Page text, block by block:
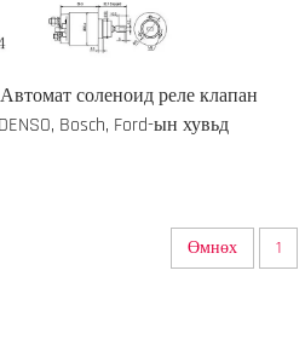
соленоид реле клапан
Bosch, Ford-ын хувьд
Өмнөх 1